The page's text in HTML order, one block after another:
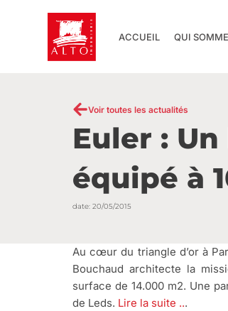
ACCUEIL QUI
Voir toutes les actualités
Euler :
équipé à
date: 20/05/2015
Au cœur du triangle d’or à
Bouchaud architecte la
surface de 14.000 m2. Une
de Leds. Lire la suite ...